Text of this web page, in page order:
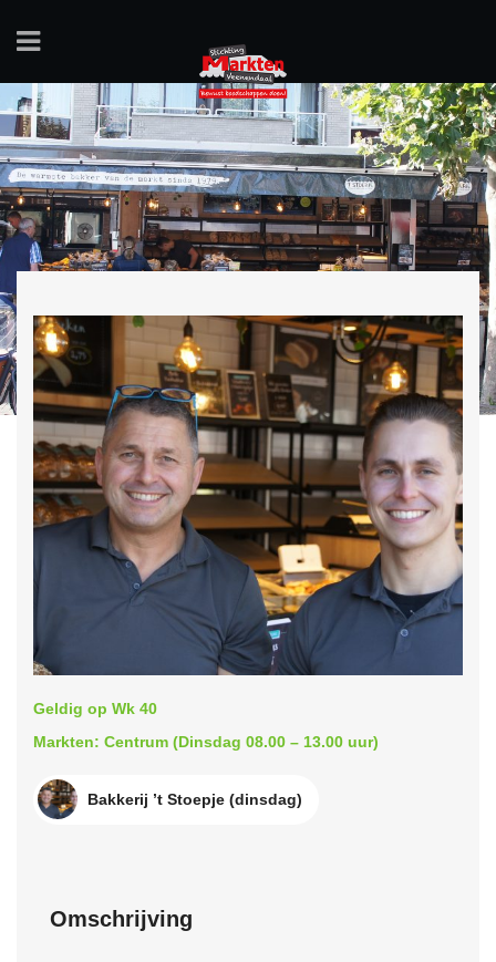
Geldig op Wk 40
Markten: Centrum (Dinsdag 08.00 – 13.00 uur)
Bakkerij ’t Stoepje (dinsdag)
Omschrijving